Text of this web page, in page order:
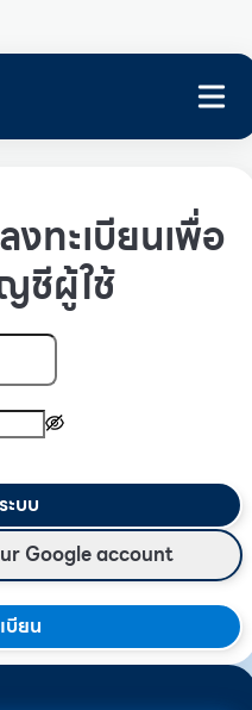
งทะเบียนเพื่อ
ชีผู้ใช้
ะบบ
Google account
บียน